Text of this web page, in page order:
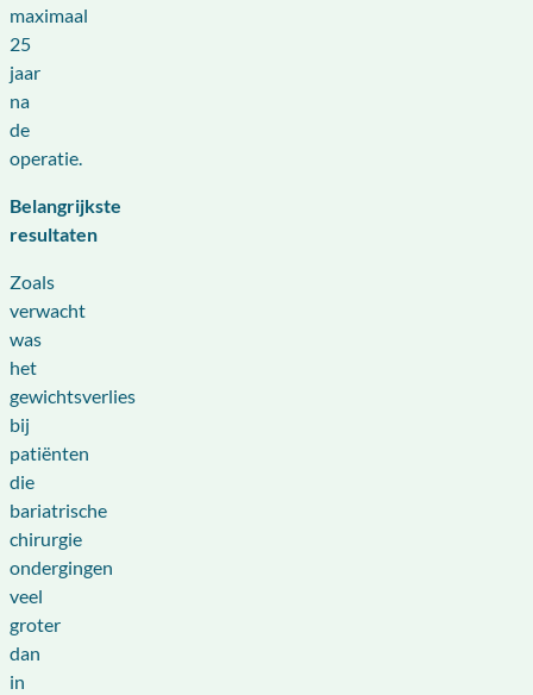
maximaal
25
jaar
na
de
operatie.
Belangrijkste
resultaten
Zoals
verwacht
was
het
gewichtsverlies
bij
patiënten
die
bariatrische
chirurgie
ondergingen
veel
groter
dan
in